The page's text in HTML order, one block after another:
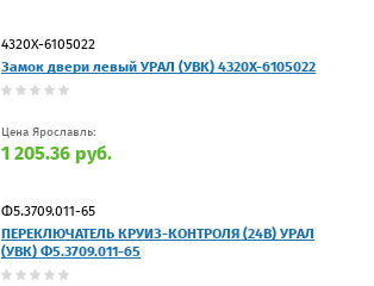
4320Х-6105022
Замок двери левый УРАЛ (УВК) 4320Х-6105022
Цена Ярославль:
1 205.36 руб.
Ф5.3709.011-65
ПЕРЕКЛЮЧАТЕЛЬ КРУИЗ-КОНТРОЛЯ (24В) УРАЛ
(УВК) Ф5.3709.011-65